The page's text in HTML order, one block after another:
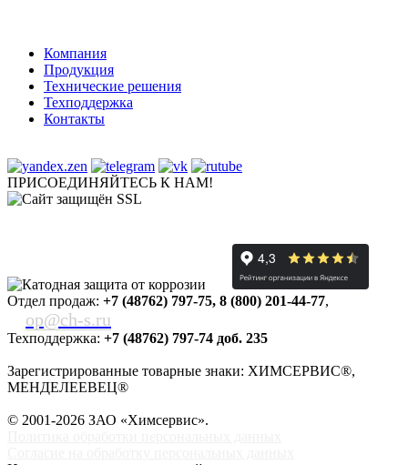
Компания
Продукция
Технические решения
Техподдержка
Контакты
ПРИСОЕДИНЯЙТЕСЬ К НАМ!
Отдел продаж: +7 (48762) 797-75, 8 (800) 201-44-77,
op@ch-s.ru
Техподдержка: +7 (48762) 797-74 доб. 235
Зарегистрированные товарные знаки: ХИМСЕРВИС®,
МЕНДЕЛЕЕВЕЦ®
© 2001-2026 ЗАО «Химсервис».